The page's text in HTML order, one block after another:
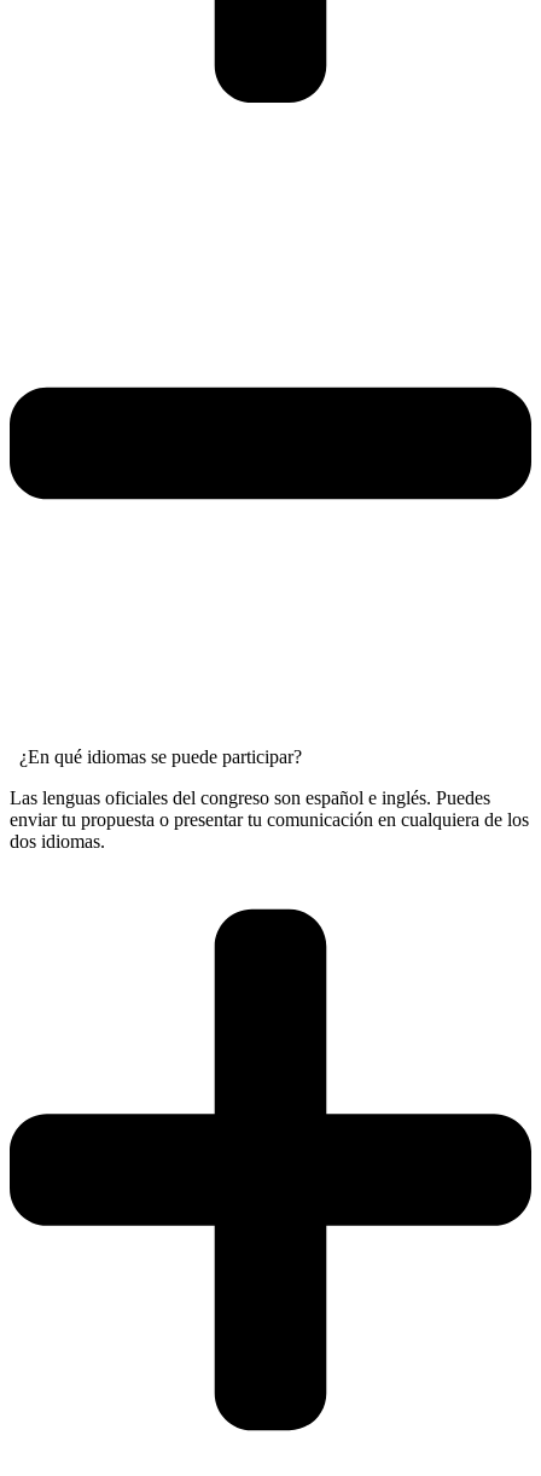
¿En qué idiomas se puede participar?
Las lenguas oficiales del congreso son español e inglés. Puedes
enviar tu propuesta o presentar tu comunicación en cualquiera de los
dos idiomas.